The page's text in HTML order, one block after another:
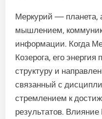
Меркурий — планета,
мышлением,
информации. Когда
Козерога, его
структуру и
связанный с
стремлением к
результатов.